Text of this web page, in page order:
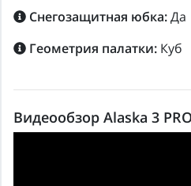
Снегозащитная юбка:Да
Геометрия палатки: Куб
Видеообзор Alaska 3 PRO